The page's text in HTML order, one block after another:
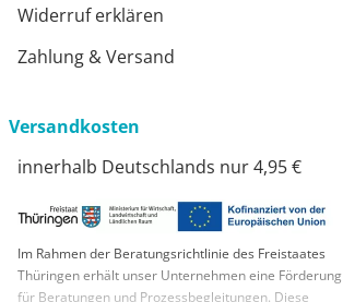
Widerruf erklären
Zahlung & Versand
Versandkosten
innerhalb Deutschlands nur 4,95 €
Im Rahmen der Beratungsrichtlinie des Freistaates
Thüringen erhält unser Unternehmen eine Förderung
für Beratungen und Prozessbegleitungen. Diese